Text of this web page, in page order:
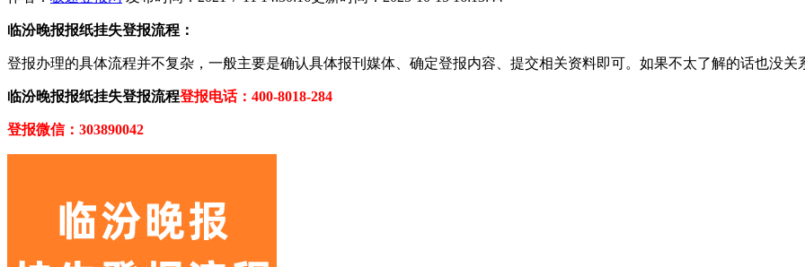
临汾晚报报纸挂失登报流程：
登报办理的具体流程并不复杂，一般主要是确认具体报刊媒体、确定登报内容、提交相关资料即可。如果不太了解的话也没
临汾晚报报纸挂失登报流程登报电话：400-8018-284
登报微信：303890042